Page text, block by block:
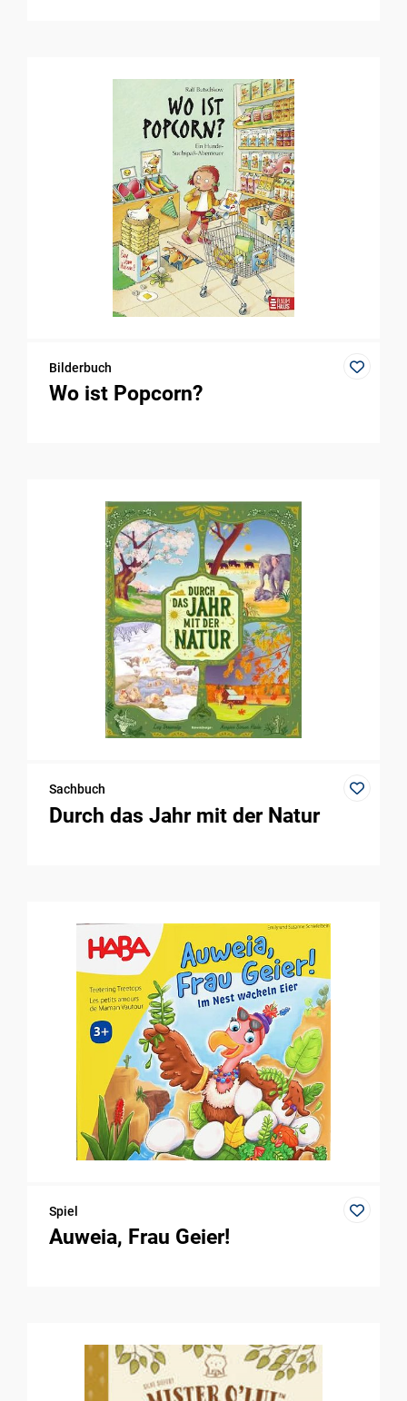
Bilderbuch
Wo ist Popcorn?
Sachbuch
Durch das Jahr mit der Natur
Spiel
Auweia, Frau Geier!